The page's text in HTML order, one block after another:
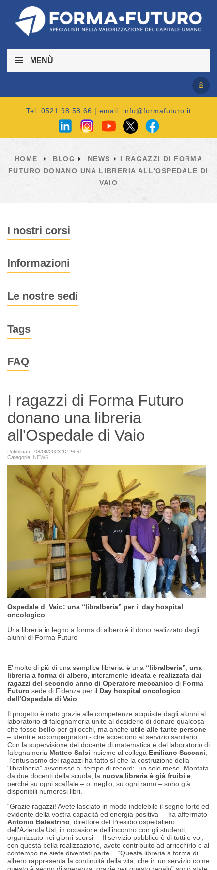
MENÙ
Tel. 0521 98 58 66 | email: info@formafuturo.it
HOME BLOG NEWS
I RAGAZZI DI FORMA
FUTURO DONANO UNA LIBRERIA ALL'OSPEDALE DI
VAIO
I nostri corsi
Informazioni
Le nostre sedi
Tags
FAQ
I ragazzi di Forma Futuro
donano una libreria
all'Ospedale di Vaio
Pubblicato: 08/06/2023 12:26:51
Categorie: NEWS
Ospedale di Vaio: una “libralberia” per il day hospital
oncologico
Una libreria in legno a forma di albero è il dono realizzato dagli
alunni di Forma Futuro
E’ molto di più di una semplice libreria: è una “libralberia”
una
libreria a forma di albero, interamente ideata e realizzata dai
ragazzi del secondo anno di Operatore meccanico di Forma
Futuro sede di Fidenza per il Day hospital oncologico
dell’Ospedale di Vaio
Il progetto è nato grazie alle competenze acquisite dagli alunni al
laboratorio di falegnameria unite al desiderio di donare qualcosa
che fosse bello per gli occhi, ma anche utile alle tante persone
– utenti e accompagnatori - che accedono al servizio sanitario.
Con la supervisione del docente di matematica e del laboratorio di
falegnameria Matteo Salsi insieme al collega Emiliano Saccani
l’entusiasmo dei ragazzi ha fatto sì che la costruzione della
“libralberia” avvenisse a tempo di record:
un solo mese. Montata
da due docenti della scuola, la nuova libreria è già fruibile
perché su ogni scaffale – o meglio, su ogni ramo – sono già
disponibili numerosi libri.
“Grazie ragazzi! Avete lasciato in modo indelebile il segno forte ed
evidente della vostra capacità ed energia positiva – ha affermato
Antonio Balestrino , direttore del Presidio ospedaliero
dell’Azienda Usl, in occasione dell’incontro con gli studenti,
organizzato nei giorni scorsi – Il servizio pubblico è di tutti e voi,
con questa bella realizzazione, avete contribuito ad arricchirlo e al
contempo ne siete diventati parte”
“Questa libreria a forma di
albero rappresenta la continuità della vita, che in un servizio come